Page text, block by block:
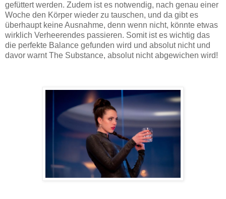
gefüttert werden. Zudem ist es notwendig, nach genau einer
Woche den Körper wieder zu tauschen, und da gibt es
überhaupt keine Ausnahme, denn wenn nicht, könnte etwas
wirklich Verheerendes passieren. Somit ist es wichtig das
die perfekte Balance gefunden wird und absolut nicht und
davor warnt The Substance, absolut nicht abgewichen wird!